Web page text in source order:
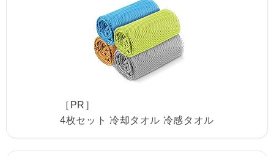
［PR］
4枚セット 冷却タオル 冷感タオル